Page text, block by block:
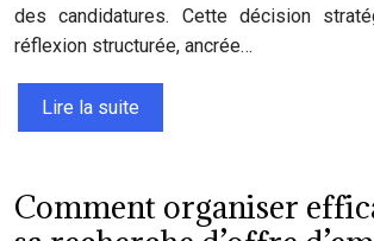
des candidatures. Cette décision
réflexion structurée, ancrée…
Lire la suite
Comment organiser